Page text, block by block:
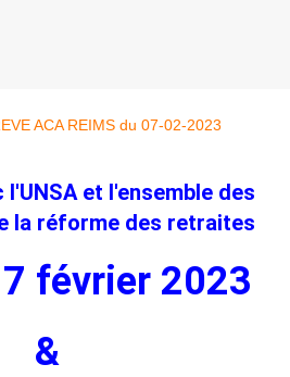
et l'ensemble des
la réforme des retraites
février 2023
&